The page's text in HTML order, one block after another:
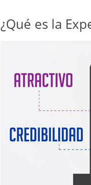
¿Qué es la